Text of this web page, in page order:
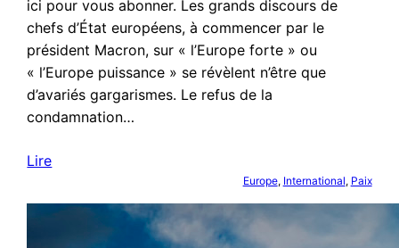
ici pour vous abonner. Les grands discours de
chefs d’État européens, à commencer par le
président Macron, sur « l’Europe forte » ou
« l’Europe puissance » se révèlent n’être que
d’avariés gargarismes. Le refus de la
condamnation…
Lire
Europe, International, Paix